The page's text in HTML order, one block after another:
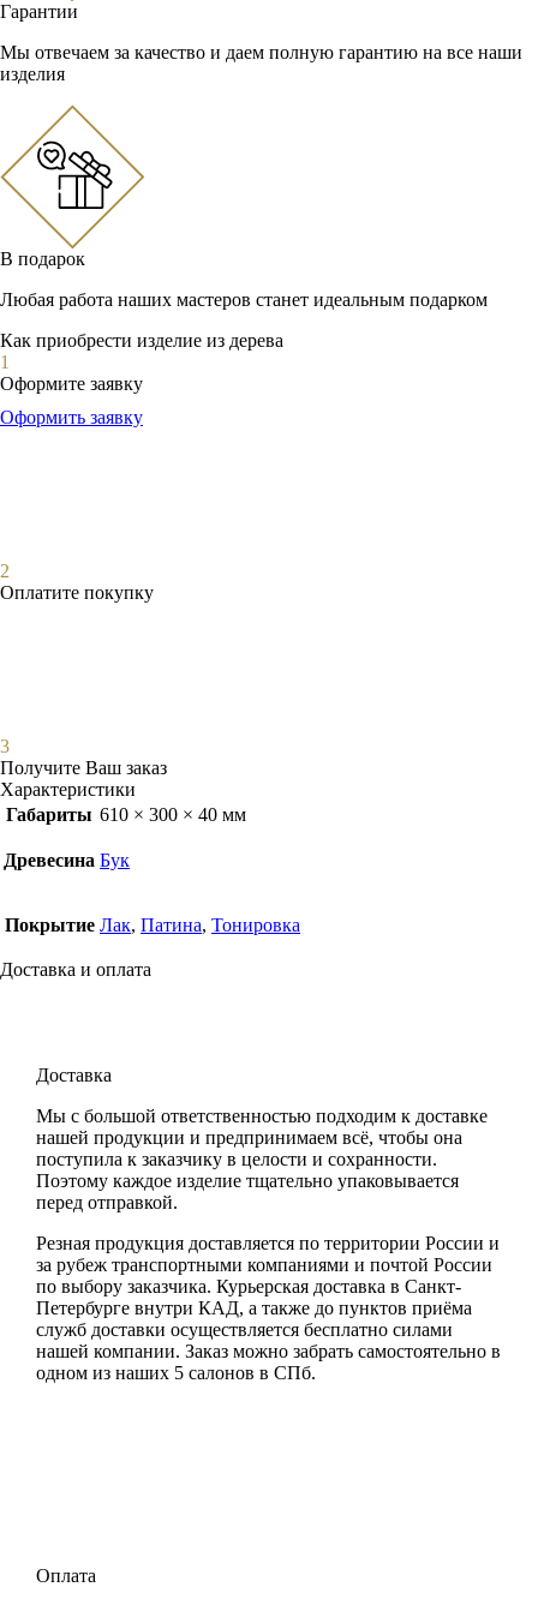
Гарантии
Мы отвечаем за качество и даем полную гарантию на все наши
изделия
В подарок
Любая работа наших мастеров станет идеальным подарком
Как приобрести изделие из дерева
1
Оформите заявку
Оформить заявку
2
Оплатите покупку
3
Получите Ваш заказ
Характеристики
Габариты 610 × 300 × 40 мм
Древесина Бук
Покрытие Лак, Патина, Тонировка
Доставка и оплата
Доставка
Мы с большой ответственностью подходим к доставке
нашей продукции и предпринимаем всё, чтобы она
поступила к заказчику в целости и сохранности.
Поэтому каждое изделие тщательно упаковывается
перед отправкой.
Резная продукция доставляется по территории России и
за рубеж транспортными компаниями и почтой России
по выбору заказчика. Курьерская доставка в Санкт-
Петербурге внутри КАД, а также до пунктов приёма
служб доставки осуществляется бесплатно силами
нашей компании. Заказ можно забрать самостоятельно в
одном из наших 5 салонов в СПб.
Оплата